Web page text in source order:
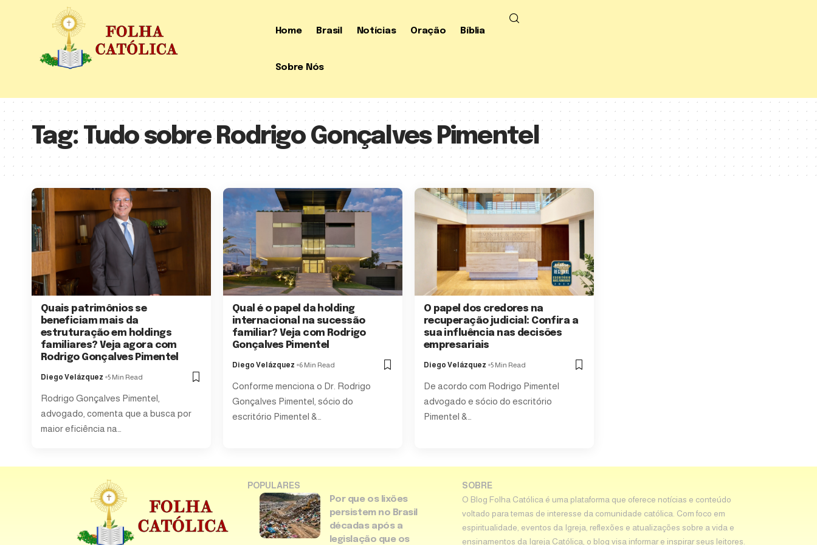
Home Brasil Notícias Oração Bíblia
Sobre Nós
Tag: Tudo sobre Rodrigo Gonçalves Pimentel
Quais patrimônios se
beneficiam mais da
estruturação em holdings
familiares? Veja agora com
Rodrigo Gonçalves Pimentel
Diego Velázquez 5 Min Read
Rodrigo Gonçalves Pimentel,
advogado, comenta que a busca por
maior eficiência na…
Qual é o papel da holding
internacional na sucessão
familiar? Veja com Rodrigo
Gonçalves Pimentel
Diego Velázquez 6 Min Read
Conforme menciona o Dr. Rodrigo
Gonçalves Pimentel, sócio do
escritório Pimentel &…
O papel dos credores na
recuperação judicial: Confira a
sua influência nas decisões
empresariais
Diego Velázquez 5 Min Read
De acordo com Rodrigo Pimentel
advogado e sócio do escritório
Pimentel &…
POPULARES
Por que os lixões
persistem no Brasil
décadas após a
legislação que os
SOBRE
O Blog Folha Católica é uma plataforma que oferece notícias e conteúdo
voltado para temas de interesse da comunidade católica. Com foco em
espiritualidade, eventos da Igreja, reflexões e atualizações sobre a vida e
ensinamentos da Igreja Católica, o blog visa informar e inspirar seus leitores.